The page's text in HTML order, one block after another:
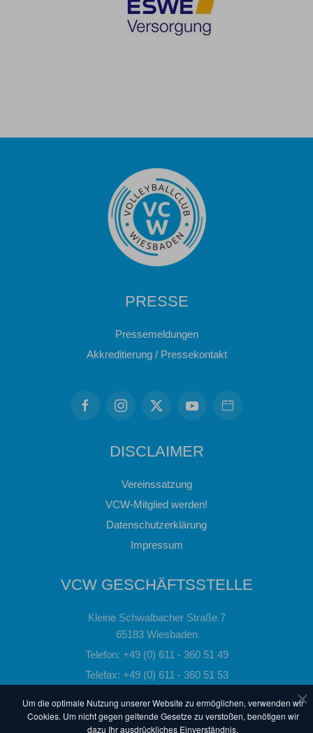
PRESSE
Pressemeldungen
Akkreditierung / Pressekontakt
DISCLAIMER
Vereinssatzung
VCW-Mitglied werden!
Datenschutzerklärung
Impressum
VCW GESCHÄFTSSTELLE
Kleine Schwalbacher Straße 7
65183 Wiesbaden
Telefon: +49 (0) 611 - 360 51 49
Telefax: +49 (0) 611 - 360 51 53
Um die optimale Nutzung unserer Website zu ermöglichen, verwenden wir
Cookies. Um nicht gegen geltende Gesetze zu verstoßen, benötigen wir
dazu Ihr ausdrückliches Einverständnis.